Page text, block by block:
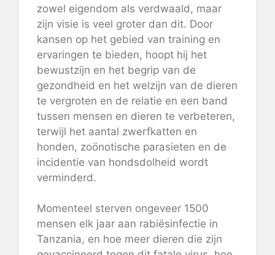
zowel eigendom als verdwaald, maar
zijn visie is veel groter dan dit. Door
kansen op het gebied van training en
ervaringen te bieden, hoopt hij het
bewustzijn en het begrip van de
gezondheid en het welzijn van de dieren
te vergroten en de relatie en een band
tussen mensen en dieren te verbeteren,
terwijl het aantal zwerfkatten en
honden, zoönotische parasieten en de
incidentie van hondsdolheid wordt
verminderd.
Momenteel sterven ongeveer 1500
mensen elk jaar aan rabiësinfectie in
Tanzania, en hoe meer dieren die zijn